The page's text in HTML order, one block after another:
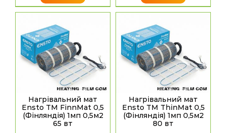
Нагрівальний мат
Ensto TM FinnMat 0,5
(Фінляндія) 1мп 0,5м2
65 вт
Нагрівальний мат
Ensto TM ThinMat 0,5
(Фінляндія) 1мп 0,5м2
80 вт